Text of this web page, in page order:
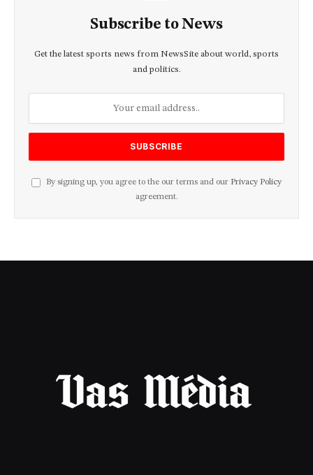
Subscribe to News
Get the latest sports news from NewsSite about world, sports
and politics.
By signing up, you agree to the our terms and our Privacy Policy
agreement.